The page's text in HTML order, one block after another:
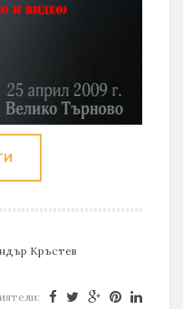
Кръстев